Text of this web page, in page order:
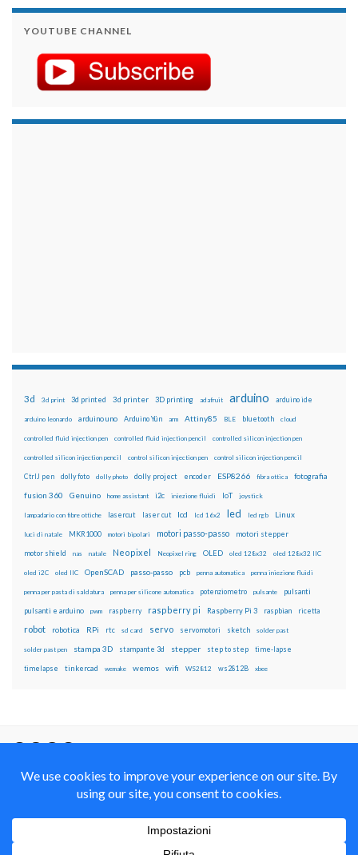
YOUTUBE CHANNEL
3d 3d print 3d printed 3d printer 3D printing adafruit arduino arduino ide
arduino leonardo arduino uno Arduino Yún arm Attiny85 BLE bluetooth cloud
controlled fluid injection pen controlled fluid injection pencil controlled silicon injection pen
controlled silicon injection pencil control silicon injection pen control silicon injection pencil
CtrlJ pen dolly foto dolly photo dolly project encoder ESP8266 fibra ottica fotografia
fusion 360 Genuino home assistant i2c iniezione fluidi IoT joystick
lampadario con fibre ottiche lasercut laser cut lcd lcd 16x2 led led rgb Linux
luci di natale MKR1000 motori bipolari motori passo-passo motori stepper
motor shield nas natale Neopixel Neopixel ring OLED oled 128x32 oled 128x32 IIC
oled i2C oled IIC OpenSCAD passo-passo pcb penna automatica penna iniezione fluidi
penna per pasta di saldatura penna per silicone automatica potenziometro pulsante pulsanti
pulsanti e arduino pwm raspberry raspberry pi Raspberry Pi 3 raspbian ricetta
robot robotica RPi rtc sd card servo servomotori sketch solder past
solder past pen stampa 3D stampante 3d stepper step to step time-lapse
timelapse tinkercad wemake wemos wifi WS2812 ws2812B xbee
Alike 4.0 International